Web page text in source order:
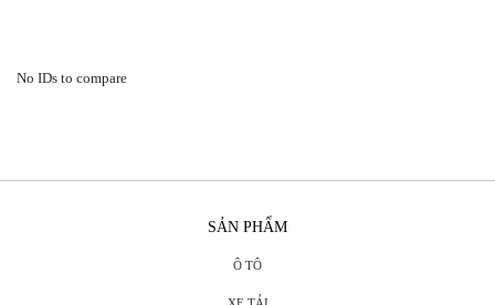
No IDs to compare
SẢN PHẨM
Ô TÔ